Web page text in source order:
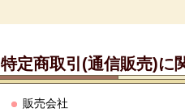
特定商取引(通信販売)に
販売会社